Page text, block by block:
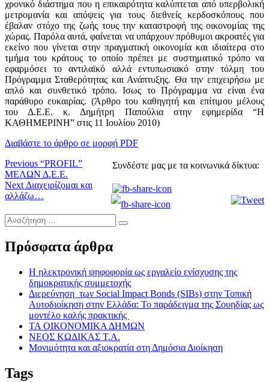
χρονικό διάστημα που η επικαιρότητα καλύπτεται από υπερβολική
μετρομανία και απόψεις για τους διεθνείς κερδοσκόπους που
έβαλαν στόχο της ζωής τους την καταστροφή της οικονομίας της
χώρας. Παρόλα αυτά, φαίνεται να υπάρχουν πρόθυμοι ακροατές για
εκείνο που γίνεται στην πραγματική οικονομία και ιδιαίτερα στο
τμήμα του κράτους το οποίο πρέπει με συστηματικό τρόπο να
εφαρμόσει το αντιλαϊκό αλλά εντυπωσιακό στην τόλμη του
Πρόγραμμα Σταθερότητας και Ανάπτυξης. Θα την επιχειρήσω με
απλό και συνθετικό τρόπο. Ισως το Πρόγραμμα να είναι ένα
παράθυρο ευκαιρίας. (Άρθρο του καθηγητή και επίτιμου μέλους
του Δ.Ε.Ε. κ. Δημήτρη Παπούλια στην εφημερίδα “Η
ΚΑΘΗΜΕΡΙΝΗ” στις 11 Ιουλίου 2010)
Διαβάστε το άρθρο σε μορφή PDF
Συνδέστε μας με τα κοινωνικά δίκτυα:
Πλοήγηση
άρθρων
Previous Previous
post:
“PROFIL”
ΜΕΛΩΝ Δ.Ε.Ε.
Next Next
post:
Διαχειρίζομαι και
αλλάζω…
Αναζήτηση
…
Πρόσφατα άρθρα
Η ηλεκτρονική ψηφοφορία ως εργαλείο ενίσχυσης της
δημοκρατικής συμμετοχής
Διερεύνηση των Social Impact Bonds (SIBs) στην Τοπική
Αυτοδιοίκηση στην Ελλάδα: Το παράδειγμα της Σουηδίας ως
μοντέλο καλής πρακτικής
ΤΑ ΟΙΚΟΝΟΜΙΚΑ ΔΗΜΩΝ
ΝΕΟΣ ΚΩΔΙΚΑΣ Τ.Α.
Μονιμότητα και αξιοκρατία στη Δημόσια Διοίκηση
Tags